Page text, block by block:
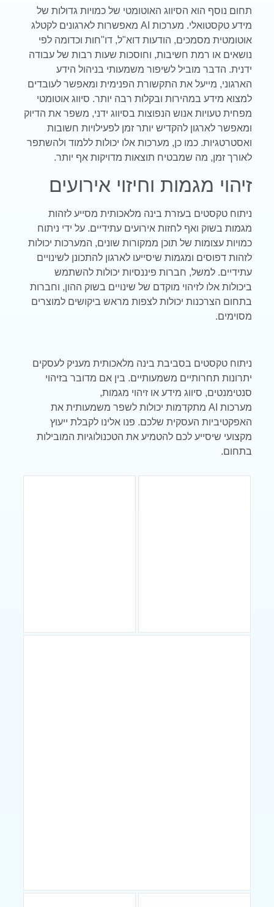
תחום נוסף הוא הסיווג האוטומטי של כמויות גדולות של
מידע טקסטואלי. מערכות AI מאפשרות לארגונים לקטלג
אוטומטית מסמכים, הודעות דוא"ל, דו"חות וכדומה לפי
נושאים או רמת חשיבות, וחוסכות שעות רבות של עבודה
ידנית. הדבר מוביל לשיפור משמעותי בניהול הידע
הארגוני, מייעל את התקשורת הפנימית ומאפשר לעובדים
למצוא מידע במהירות ובקלות רבה יותר. סיווג אוטומטי
מפחית טעויות אנוש הנפוצות בסיווג ידני, משפר את הדיוק
ומאפשר לארגון להקדיש יותר זמן לפעילויות חשובות
ואסטרטגיות. כמו כן, מערכות אלו יכולות ללמוד ולהשתפר
לאורך זמן, מה שמבטיח תוצאות מדויקות אף יותר.
זיהוי מגמות וחיזוי אירועים
ניתוח טקסטים בעזרת בינה מלאכותית מסייע לזהות
מגמות בשוק ואף לחזות אירועים עתידיים. על ידי ניתוח
כמויות עצומות של תוכן ממקורות שונים, המערכות יכולות
לזהות דפוסים ומגמות שיסייעו לארגון להתכונן לשינויים
עתידיים. למשל, חברות פיננסיות יכולות להשתמש
ביכולות אלו לזיהוי מוקדם של שינויים בשוק ההון, וחברות
בתחום הצרכנות יכולות לצפות מראש ביקושים למוצרים
מסוימים.
ניתוח טקסטים בסביבת בינה מלאכותית מעניק לעסקים
יתרונות תחרותיים משמעותיים. בין אם מדובר בזיהוי
סנטימנטים, סיווג מידע או זיהוי מגמות,
מערכות AI מתקדמות יכולות לשפר משמעותית את
האפקטיביות העסקית שלכם. פנו אלינו לקבלת ייעוץ
מקצועי שיסייע לכם להטמיע את הטכנולוגיות המובילות
בתחום.